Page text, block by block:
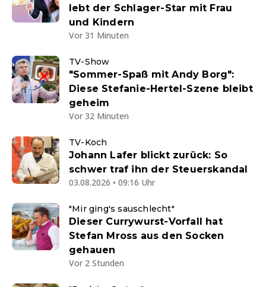
lebt der Schlager-Star mit Frau
und Kindern
Vor 31 Minuten
TV-Show
"Sommer-Spaß mit Andy Borg":
Diese Stefanie-Hertel-Szene bleibt
geheim
Vor 32 Minuten
TV-Koch
Johann Lafer blickt zurück: So
schwer traf ihn der Steuerskandal
03.08.2026 • 09:16 Uhr
"Mir ging's sauschlecht"
Dieser Currywurst-Vorfall hat
Stefan Mross aus den Socken
gehauen
Vor 2 Stunden